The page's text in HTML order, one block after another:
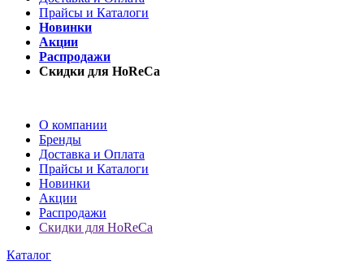
Прайсы и Каталоги
Новинки
Акции
Распродажи
Скидки для HoReCa
О компании
Бренды
Доставка и Оплата
Прайсы и Каталоги
Новинки
Акции
Распродажи
Скидки для HoReCa
Каталог